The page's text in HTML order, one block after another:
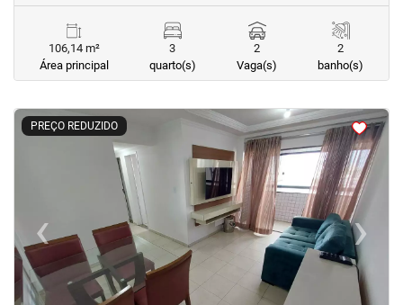
106,14 m²
Área principal
3
quarto(s)
2
Vaga(s)
2
banho(s)
PREÇO REDUZIDO
< <<<
‹Previous ›Next